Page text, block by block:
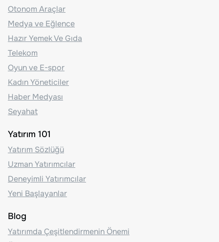
Otonom Araçlar
Medya ve Eğlence
Hazır Yemek Ve Gıda
Telekom
Oyun ve E-spor
Kadın Yöneticiler
Haber Medyası
Seyahat
Yatırım 101
Yatırım Sözlüğü
Uzman Yatırımcılar
Deneyimli Yatırımcılar
Yeni Başlayanlar
Blog
Yatırımda Çeşitlendirmenin Önemi